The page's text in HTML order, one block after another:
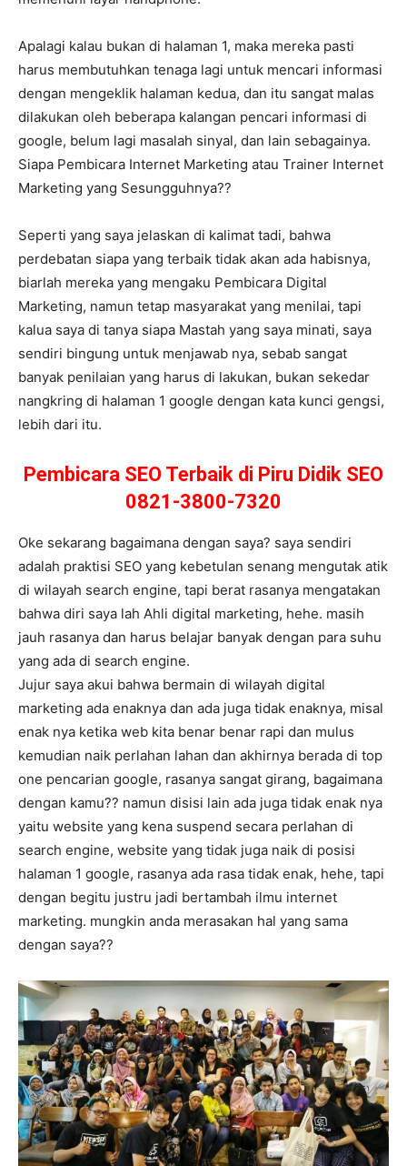
Apalagi kalau bukan di halaman 1, maka mereka pasti
harus membutuhkan tenaga lagi untuk mencari informasi
dengan mengeklik halaman kedua, dan itu sangat malas
dilakukan oleh beberapa kalangan pencari informasi di
google, belum lagi masalah sinyal, dan lain sebagainya.
Siapa Pembicara Internet Marketing atau Trainer Internet
Marketing yang Sesungguhnya??
Seperti yang saya jelaskan di kalimat tadi, bahwa
perdebatan siapa yang terbaik tidak akan ada habisnya,
biarlah mereka yang mengaku Pembicara Digital
Marketing, namun tetap masyarakat yang menilai, tapi
kalua saya di tanya siapa Mastah yang saya minati, saya
sendiri bingung untuk menjawab nya, sebab sangat
banyak penilaian yang harus di lakukan, bukan sekedar
nangkring di halaman 1 google dengan kata kunci gengsi,
lebih dari itu.
Pembicara SEO Terbaik di Piru Didik SEO
0821-3800-7320
Oke sekarang bagaimana dengan saya? saya sendiri
adalah praktisi SEO yang kebetulan senang mengutak atik
di wilayah search engine, tapi berat rasanya mengatakan
bahwa diri saya lah Ahli digital marketing, hehe. masih
jauh rasanya dan harus belajar banyak dengan para suhu
yang ada di search engine.
Jujur saya akui bahwa bermain di wilayah digital
marketing ada enaknya dan ada juga tidak enaknya, misal
enak nya ketika web kita benar benar rapi dan mulus
kemudian naik perlahan lahan dan akhirnya berada di top
one pencarian google, rasanya sangat girang, bagaimana
dengan kamu?? namun disisi lain ada juga tidak enak nya
yaitu website yang kena suspend secara perlahan di
search engine, website yang tidak juga naik di posisi
halaman 1 google, rasanya ada rasa tidak enak, hehe, tapi
dengan begitu justru jadi bertambah ilmu internet
marketing. mungkin anda merasakan hal yang sama
dengan saya??